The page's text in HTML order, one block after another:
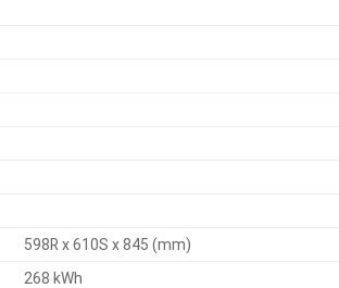
598R x 610S x 845 (mm)
268 kWh